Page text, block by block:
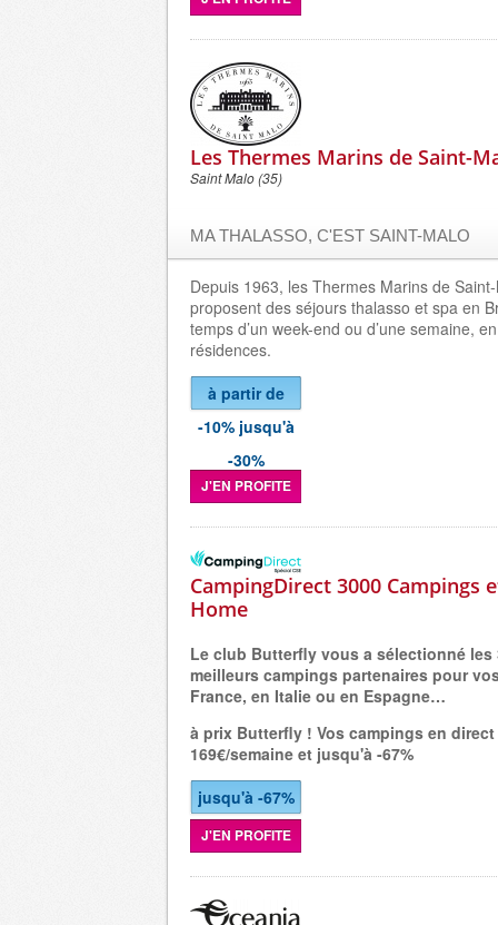
Les Thermes Marins de Saint-
Saint Malo (35)
MA THALASSO, C'EST SAINT-MALO
Depuis 1963, les Thermes Marins de
proposent des séjours thalasso et spa en
temps d’un week-end ou d’une semaine,
résidences.
à partir de
-10% jusqu'à
-30%
J'EN PROFITE
CampingDirect 3000 Campings
Home
Le club Butterfly vous a sélectionné les
meilleurs campings partenaires pour
France, en Italie ou en Espagne…
à prix Butterfly ! Vos campings en
169€/semaine et jusqu'à -67%
jusqu'à -67%
J'EN PROFITE